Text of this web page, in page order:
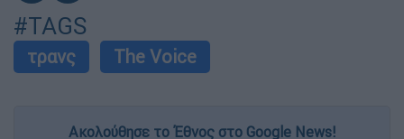
#TAGS
τρανς The Voice
Ακολούθησε το Έθνος στο Google News!